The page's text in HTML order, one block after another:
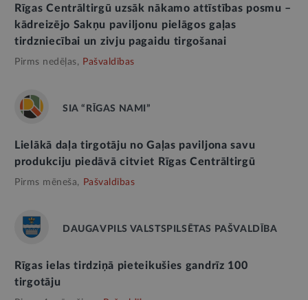
Rīgas Centrāltirgū uzsāk nākamo attīstības posmu –
kādreizējo Sakņu paviljonu pielāgos gaļas
tirdzniecībai un zivju pagaidu tirgošanai
Pirms nedēļas, Pašvaldības
SIA “RĪGAS NAMI”
Lielākā daļa tirgotāju no Gaļas paviljona savu
produkciju piedāvā citviet Rīgas Centrāltirgū
Pirms mēneša, Pašvaldības
DAUGAVPILS VALSTSPILSĒTAS PAŠVALDĪBA
Rīgas ielas tirdziņā pieteikušies gandrīz 100
tirgotāju